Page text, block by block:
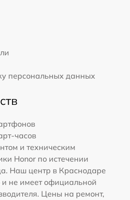
персональных данных
часов
и техническим
Honor по истечении
Наш центр в Краснодаре
и не имеет официальной
Цены на ремонт,